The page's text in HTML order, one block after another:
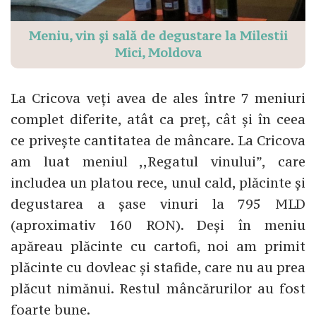
Meniu, vin și sală de degustare la Milestii
Mici, Moldova
La Cricova veți avea de ales între 7 meniuri
complet diferite, atât ca preț, cât și în ceea
ce privește cantitatea de mâncare. La Cricova
am luat meniul ,,Regatul vinului”, care
includea un platou rece, unul cald, plăcinte și
degustarea a șase vinuri la 795 MLD
(aproximativ 160 RON). Deși în meniu
apăreau plăcinte cu cartofi, noi am primit
plăcinte cu dovleac și stafide, care nu au prea
plăcut nimănui. Restul mâncărurilor au fost
foarte bune.